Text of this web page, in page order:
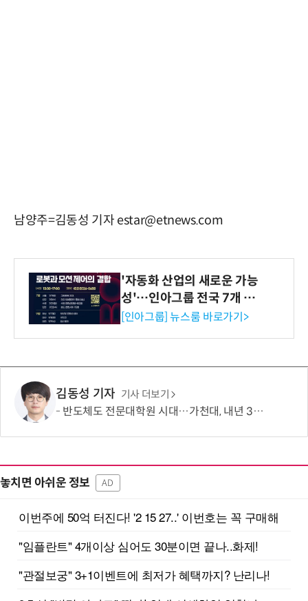
남양주=김동성 기자 estar@etnews.com
'자동화 산업의 새로운 가능
성'…인아그룹 전국 7개 도
시 세미나 페어 개최
[인아그룹] 뉴스룸 바로가기>
김동성 기자 기사 더보기
반도체도 전문대학원 시대…가천대, 내년 3월 30명 모집
놓치면 아쉬운 정보 AD